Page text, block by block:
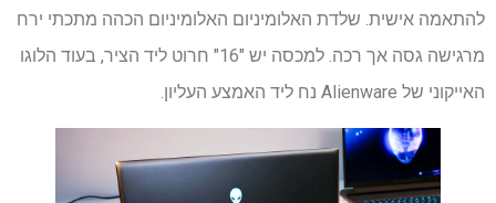
להתאמה אישית. שלדת האלומיניום האלומיניום הכהה מתכתי ירח
מרגישה גסה אך רכה. למכסה יש "16" חרוט ליד הציר, בעוד הלוגו
האייקוני של Alienware נח ליד האמצע העליון.